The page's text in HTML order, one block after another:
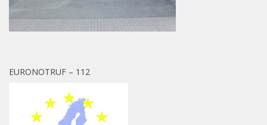
EURONOTRUF – 112